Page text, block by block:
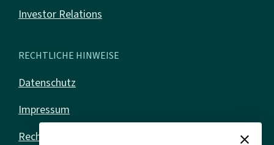
Investor Relations
RECHTLICHE HINWEISE
Datenschutz
Impressum
Rechtliches
close